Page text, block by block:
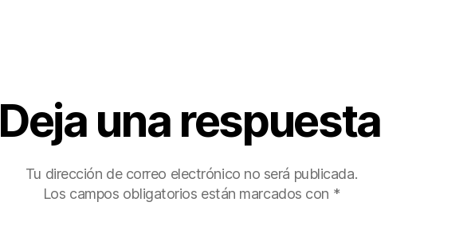
Deja una respuesta
Tu dirección de correo electrónico no será publicada.
Los campos obligatorios están marcados con *